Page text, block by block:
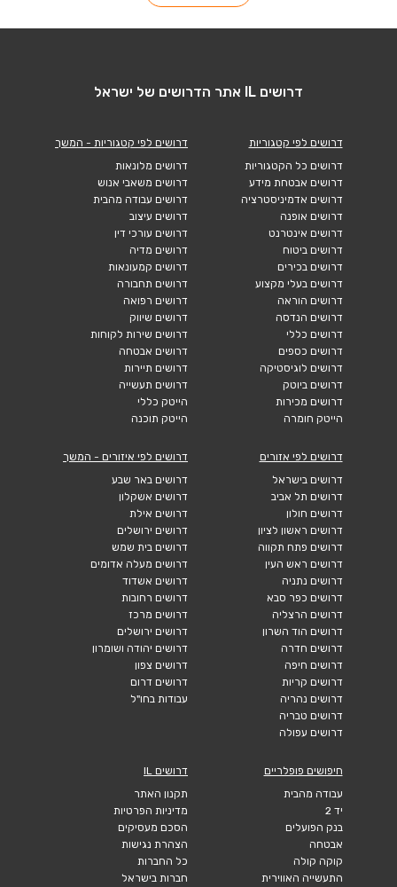
דרושים IL אתר הדרושים של ישראל
דרושים לפי קטגוריות
דרושים כל הקטגוריות
דרושים אבטחת מידע
דרושים אדמיניסטרציה
דרושים אופנה
דרושים אינטרנט
דרושים ביטוח
דרושים בכירים
דרושים בעלי מקצוע
דרושים הוראה
דרושים הנדסה
דרושים כללי
דרושים כספים
דרושים לוגיסטיקה
דרושים ביוטק
דרושים מכירות
הייטק חומרה
דרושים לפי קטגוריות - המשך
דרושים מלונאות
דרושים משאבי אנוש
דרושים עבודה מהבית
דרושים עיצוב
דרושים עורכי דין
דרושים מדיה
דרושים קמעונאות
דרושים תחבורה
דרושים רפואה
דרושים שיווק
דרושים שירות לקוחות
דרושים אבטחה
דרושים תיירות
דרושים תעשייה
הייטק כללי
הייטק תוכנה
דרושים לפי אזורים
דרושים בישראל
דרושים תל אביב
דרושים חולון
דרושים ראשון לציון
דרושים פתח תקווה
דרושים ראש העין
דרושים נתניה
דרושים כפר סבא
דרושים הרצליה
דרושים הוד השרון
דרושים חדרה
דרושים חיפה
דרושים קריות
דרושים נהריה
דרושים טבריה
דרושים עפולה
דרושים לפי איזורים - המשך
דרושים באר שבע
דרושים אשקלון
דרושים אילת
דרושים ירושלים
דרושים בית שמש
דרושים מעלה אדומים
דרושים אשדוד
דרושים רחובות
דרושים מרכז
דרושים ירושלים
דרושים יהודה ושומרון
דרושים צפון
דרושים דרום
עבודות בחו"ל
חיפושים פופלריים
עבודה מהבית
יד 2
בנק הפועלים
אבטחה
קוקה קולה
התעשייה האווירית
דרושים IL
תקנון האתר
מדיניות הפרטיות
הסכם מעסיקים
הצהרת נגישות
כל החברות
חברות בישראל